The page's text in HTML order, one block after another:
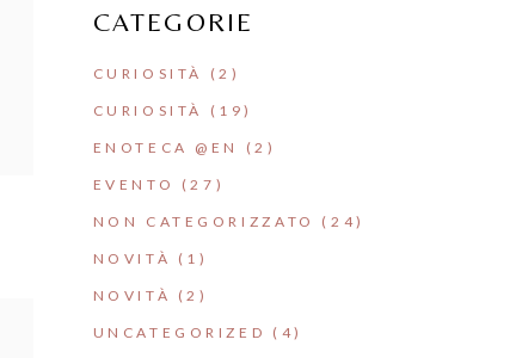
CATEGORIE
CURIOSITÀ (2)
CURIOSITÀ (19)
ENOTECA @EN (2)
EVENTO (27)
NON CATEGORIZZATO (24)
NOVITÀ (1)
NOVITÀ (2)
UNCATEGORIZED (4)